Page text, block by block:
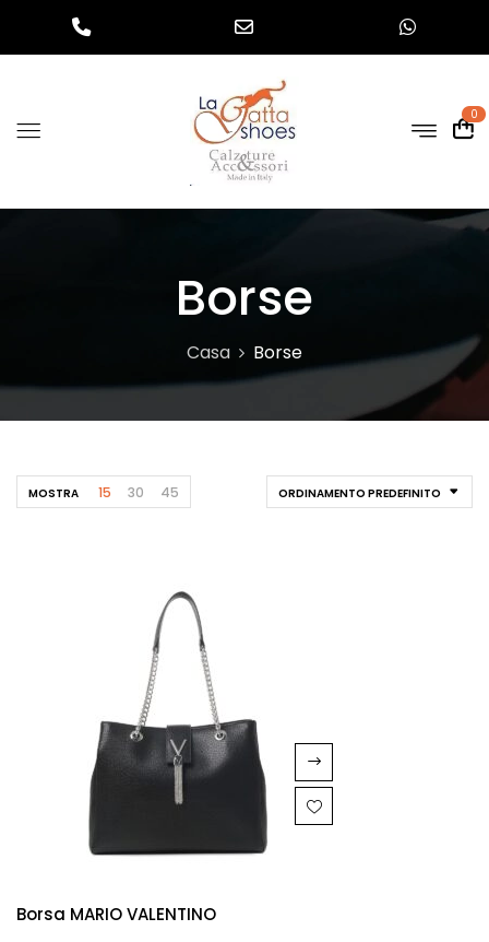
0
Borse
Casa Borse
ORDINAMENTO PREDEFINITO
MOSTRA 15 30 45
Borsa MARIO VALENTINO